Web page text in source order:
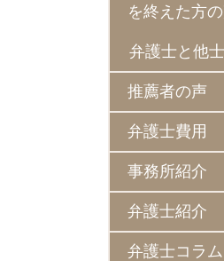
を終えた方
弁護士と他
推薦者の声
弁護士費用
事務所紹介
弁護士紹介
弁護士コラム